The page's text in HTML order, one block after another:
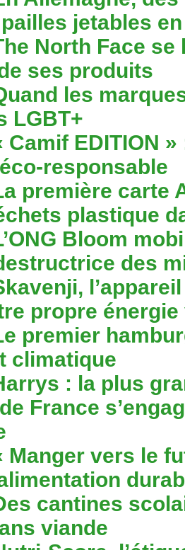
jetables
North Face se
ses produits
les
LGBT+
Camif EDITION
responsable
première carte
plastique
Bloom
des
propre
premier
climatique
: la plus
France
Manger vers le
cantines
viande